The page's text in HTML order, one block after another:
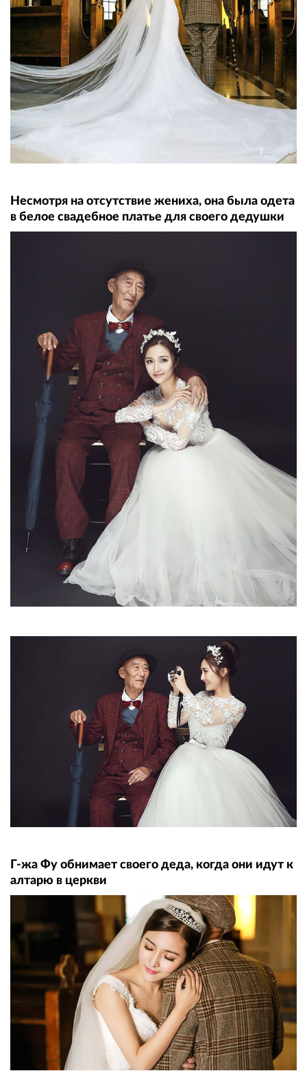
Несмотря на отсутствие жениха, она была одета
в белое свадебное платье для своего дедушки
Г-жа Фу обнимает своего деда, когда они идут к
алтарю в церкви